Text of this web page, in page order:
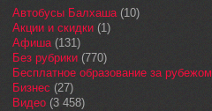
Автобусы Балхаша(10)
Акции и скидки (1)
Афиша(131)
Без рубрики (770)
Бесплатное образование за рубежом
Бизнес (27)
Видео (3 458)